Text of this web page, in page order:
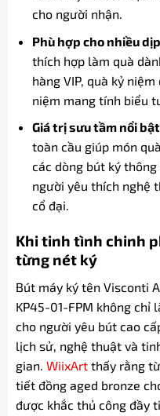
cho người nhận.
Phù hợp cho nhiều
thích hợp làm quà
hàng VIP, quà kỷ
niệm mang tính biểu
Giá trị sưu tầm nổi
toàn cầu giúp món
các dòng bút ký
người yêu thích nghệ
cổ đại.
Khi tinh tình chinh
từng nét ký
Bút máy ký tên Visconti
KP45-01-FPM không chỉ
cho người yêu bút cao
lịch sử, nghệ thuật và
gian. WiixArtthấy rằng
tiết đồng aged bronze
được khắc thủ công đầy